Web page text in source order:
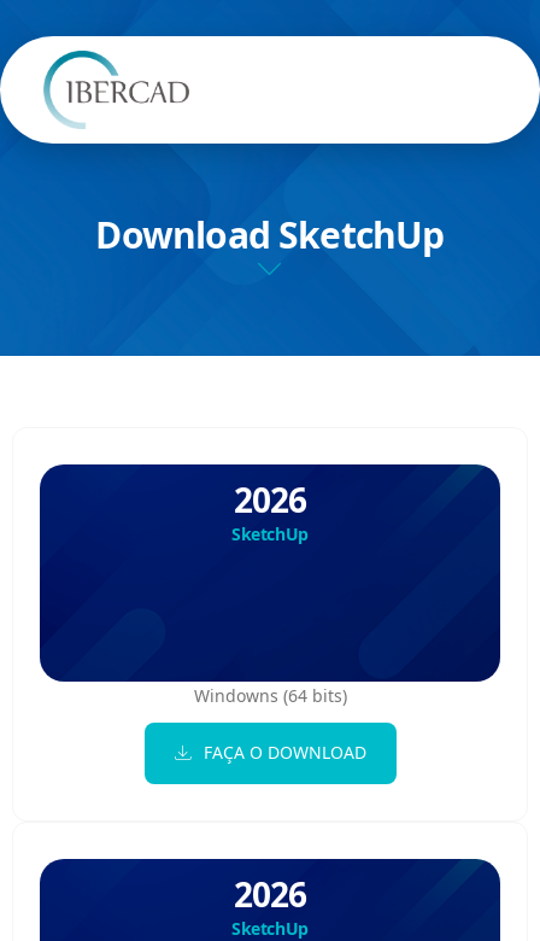
Download SketchUp
2026
SketchUp
Windowns (64 bits)
FAÇA O DOWNLOAD
2026
SketchUp